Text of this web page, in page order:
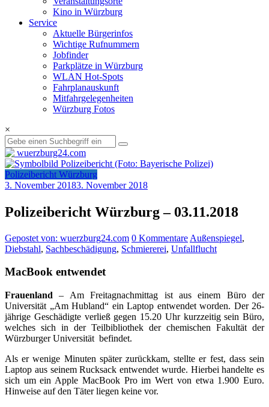
Kino in Würzburg
Service
Aktuelle Bürgerinfos
Wichtige Rufnummern
Jobfinder
Parkplätze in Würzburg
WLAN Hot-Spots
Fahrplanauskunft
Mitfahrgelegenheiten
Würzburg Fotos
×
Polizeibericht Würzburg
3. November 20183. November 2018
Polizeibericht Würzburg – 03.11.2018
Gepostet von: wuerzburg24.com 0 Kommentare Außenspiegel,
Diebstahl, Sachbeschädigung, Schmiererei, Unfallflucht
MacBook entwendet
Frauenland – Am Freitagnachmittag ist aus einem Büro der
Universität „Am Hubland“ ein Laptop entwendet worden. Der 26-
jährige Geschädigte verließ gegen 15.20 Uhr kurzzeitig sein Büro,
welches sich in der Teilbibliothek der chemischen Fakultät der
Würzburger Universität befindet.
Als er wenige Minuten später zurückkam, stellte er fest, dass sein
Laptop aus seinem Rucksack entwendet wurde. Hierbei handelte es
sich um ein Apple MacBook Pro im Wert von etwa 1.900 Euro.
Hinweise auf den Täter liegen keine vor.